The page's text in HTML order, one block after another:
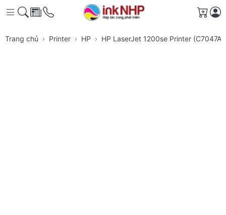
Giỏ
Trang chủ Printer HP HP LaserJet 1200se Printer (C7047A)